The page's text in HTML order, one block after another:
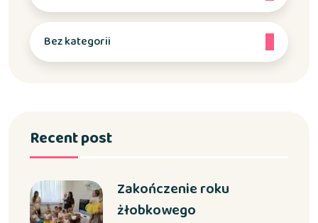
Bez kategorii
Recent post
Zakończenie roku
żłobkowego